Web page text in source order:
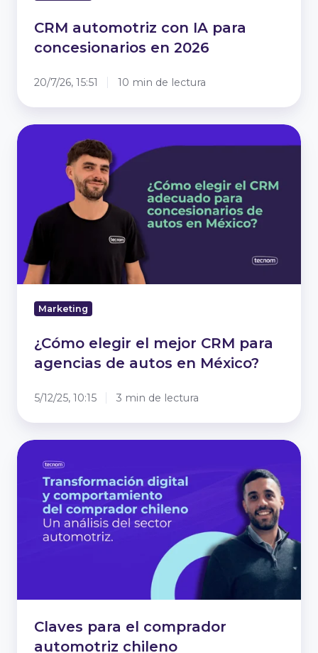
CRM automotriz con IA para
concesionarios en 2026
20/7/26, 15:51 10 min de lectura
¿Cómo
para
agencias
de
autos
en
México?
Marketing
¿Cómo elegir el mejor CRM para
agencias de autos en México?
5/12/25, 10:15 3 min de lectura
Claves
comprador
automotriz
chileno
Claves para el comprador
automotriz chileno